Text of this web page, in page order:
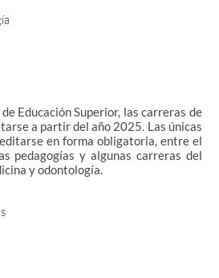
Educación Superior, las carreras de
a partir del año 2025. Las únicas
en forma obligatoria, entre el
pedagogías y algunas carreras del
y odontología.